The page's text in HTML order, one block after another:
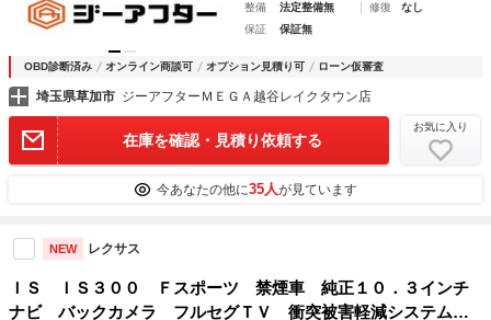
整備
法定整備無 修復
なし
保証
保証無
OBD診断済み オンライン商談可 オプション見積り可 ローン仮審査
埼玉県草加市 ジーアフターＭＥＧＡ越谷レイクタウン店
在庫を確認・見積り依頼する
お気に入り
今あなたの他に35人が見ています
NEW レクサス
ＩＳ ＩＳ３００ Ｆスポーツ 禁煙車 純正１０．３インチ
ナビ バックカメラ フルセグＴＶ 衝突被害軽減システム